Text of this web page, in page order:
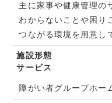
主に家事や健康管理の
わからないことや困り
つながる環境を用意し
施設形態
サービス
障がい者グループホー